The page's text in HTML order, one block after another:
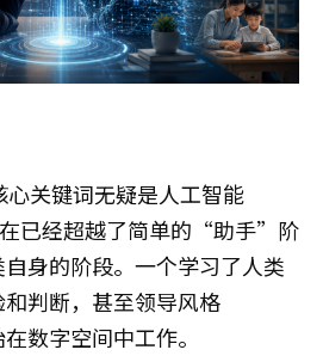
关键词无疑是人工智能
在已经超越了简单的“助手”阶
身的阶段。一个学习了人类
判断，甚至领导风格
数字空间中工作。